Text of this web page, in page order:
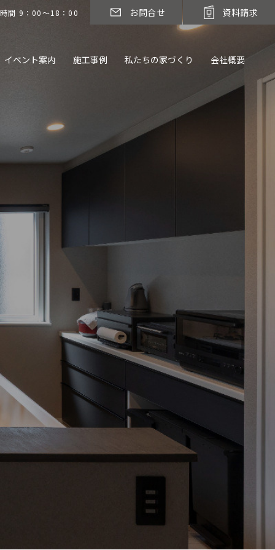
イベント案内 施工事例 私たちの家づくり 会社概要
間 9：00～18：00 お問合せ 資料請求